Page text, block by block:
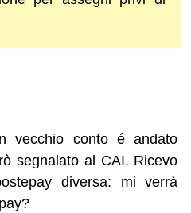
vecchio conto é andato
segnalato al CAI. Ricevo
diversa: mi verrà